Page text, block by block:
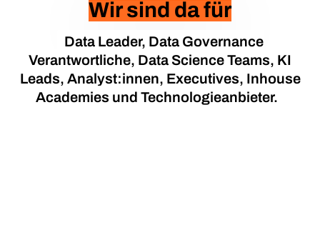
Wir sind da für
Data Leader, Data Governance
Verantwortliche, Data Science Teams, KI
Leads, Analyst:innen, Executives, Inhouse
Academies und Technologieanbieter.